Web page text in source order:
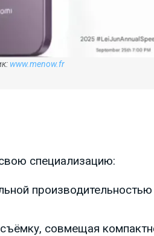
www.menow.fr
специализацию:
совмещая